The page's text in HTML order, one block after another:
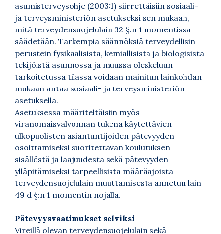
asumisterveysohje (2003:1) siirrettäisiin sosiaali-
ja terveysministeriön asetukseksi sen mukaan,
mitä terveydensuojelulain 32 §:n 1 momentissa
säädetään. Tarkempia säännöksiä terveydellisin
perustein fysikaalisista, kemiallisista ja biologisista
tekijöistä asunnossa ja muussa oleskeluun
tarkoitetussa tilassa voidaan mainitun lainkohdan
mukaan antaa sosiaali- ja terveysministeriön
asetuksella.
Asetuksessa määriteltäisiin myös
viranomaisvalvonnan tukena käytettävien
ulkopuolisten asiantuntijoiden pätevyyden
osoittamiseksi suoritettavan koulutuksen
sisällöstä ja laajuudesta sekä pätevyyden
ylläpitämiseksi tarpeellisista määräajoista
terveydensuojelulain muuttamisesta annetun lain
49 d §:n 1 momentin nojalla.
Pätevyysvaatimukset selviksi
Vireillä olevan terveydensuojelulain sekä